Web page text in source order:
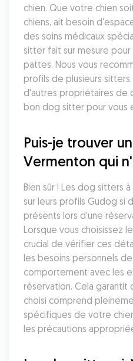
chien. Que votre chien
chiens, ait besoin
des soins médicaux
sitter fait sur mesure
pattes. Nous vous
profils de plusieurs
d'autres propriétaires de
bon dog sitter pour vous
Puis-je trouver
Vermenton qui
Bien sûr ! Les dog sitters
sur leurs profils Gudog si
présents lors d'une
Lorsque vous choisissez
crucial de vérifier ces
les besoins personnels
comportement avec les
réservation. Cela
choisi comprend
spécifiques de votre
les précautions